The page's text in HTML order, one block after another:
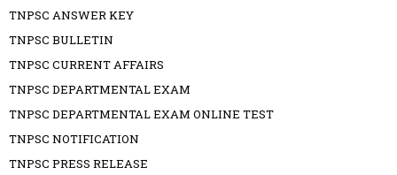
TNPSC ANSWER KEY
TNPSC BULLETIN
TNPSC CURRENT AFFAIRS
TNPSC DEPARTMENTAL EXAM
TNPSC DEPARTMENTAL EXAM ONLINE TEST
TNPSC NOTIFICATION
TNPSC PRESS RELEASE